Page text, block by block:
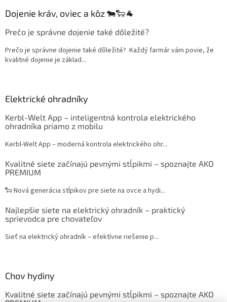
Dojenie kráv, oviec a kôz 🐄🐑🐐
Prečo je správne dojenie také dôležité?
Prečo je správne dojenie také dôležité? Každý farmár vám povie, že
kvalitné dojenie je základ...
Elektrické ohradníky
Kerbl-Welt App – inteligentná kontrola elektrického
ohradníka priamo z mobilu
Kerbl-Welt App – moderná kontrola elektrického ohr...
Kvalitné siete začínajú pevnými stĺpikmi – spoznajte AKO
PREMIUM
🐑 Nová generácia stĺpikov pre siete na ovce a hydi...
Najlepšie siete na elektrický ohradník – praktický
sprievodca pre chovateľov
Sieť na elektrický ohradník – efektívne riešenie p...
Chov hydiny
Kvalitné siete začínajú pevnými stĺpikmi – spoznajte AKO